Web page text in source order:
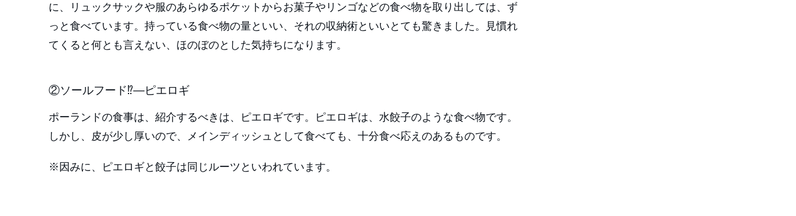
に、リュックサックや服のあらゆるポケットからお菓子やリンゴなどの食べ物を取り出しては、ず
っと食べています。持っている食べ物の量といい、それの収納術といいとても驚きました。見慣れ
てくると何とも言えない、ほのぼのとした気持ちになります。
②ソールフード⁉―ピエロギ
ポーランドの食事は、紹介するべきは、ピエロギです。ピエロギは、水餃子のような食べ物です。
しかし、皮が少し厚いので、メインディッシュとして食べても、十分食べ応えのあるものです。
※因みに、ピエロギと餃子は同じルーツといわれています。